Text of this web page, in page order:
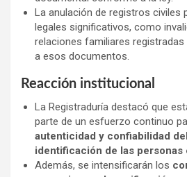
La anulación de registros civiles
legales significativos, como
relaciones familiares
a esos documentos.
Reacción institucional
La Registraduría destacó que
parte de un esfuerzo continuo
autenticidad y confiabilidad
identificación de las personas
Además, se intensificarán los